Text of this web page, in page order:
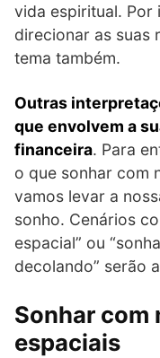
vida espiritual. Por
direcionar as suas
tema também.
Outras
que envolvem a
financeira. Para
o que sonhar com
vamos levar a
sonho. Cenários
espacial” ou
decolando” serão
Sonhar com
espaciais